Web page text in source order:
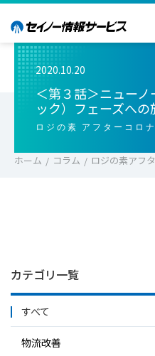
2020.10.20
＜第３話＞ニュー
ック）フェーズへの
ロジの素 アフターコロ
ホーム コラム ロジの素アフ
カテゴリ一覧
すべて
物流改善